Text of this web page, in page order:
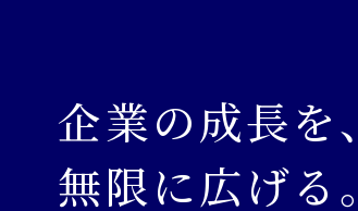
企業の成長を、
無限に広げる。